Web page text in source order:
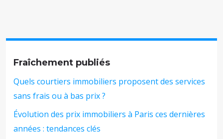
Fraîchement publiés
Quels courtiers immobiliers proposent des services
sans frais ou à bas prix ?
Évolution des prix immobiliers à Paris ces dernières
années : tendances clés